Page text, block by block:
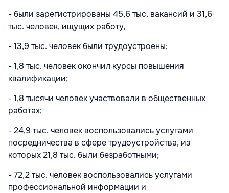
- были зарегистрированы 45,6 тыс. вакансий и 31,6
тыс. человек, ищущих работу,
- 13,9 тыс. человек были трудоустроены;
- 1,8 тыс. человек окончил курсы повышения
квалификации;
- 1,8 тысячи человек участвовали в общественных
работах;
- 24,9 тыс. человек воспользовались услугами
посредничества в сфере трудоустройства, из
которых 21,8 тыс. были безработными;
- 72,2 тыс. человек воспользовались услугами
профессиональной информации и